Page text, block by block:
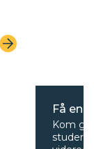
Få en
Kom